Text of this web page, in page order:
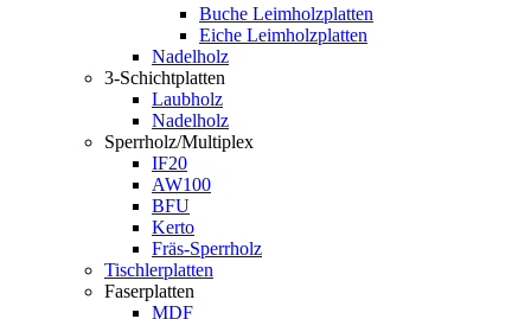
Buche Leimholzplatten
Eiche Leimholzplatten
Nadelholz
3-Schichtplatten
Laubholz
Nadelholz
Sperrholz/Multiplex
IF20
AW100
BFU
Kerto
Fräs-Sperrholz
Tischlerplatten
Faserplatten
MDF